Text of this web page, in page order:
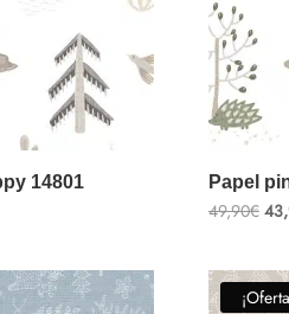
14801 Papel
49,90€ El